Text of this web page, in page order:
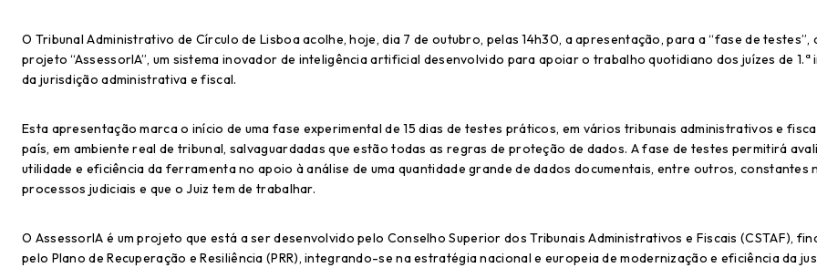
O Tribunal Administrativo de Círculo de Lisboa acolhe, hoje, dia 7 de outubro, pelas 14h30, a apresentação, para a “fase de testes”,
projeto “AssessorIA”, um sistema inovador de inteligência artificial desenvolvido para apoiar o trabalho quotidiano dos juízes de 1.ª
da jurisdição administrativa e fiscal.
Esta apresentação marca o início de uma fase experimental de 15 dias de testes práticos, em vários tribunais administrativos e
país, em ambiente real de tribunal, salvaguardadas que estão todas as regras de proteção de dados. A fase de testes permitirá
utilidade e eficiência da ferramenta no apoio à análise de uma quantidade grande de dados documentais, entre outros, constantes
processos judiciais e que o Juiz tem de trabalhar.
O AssessorIA é um projeto que está a ser desenvolvido pelo Conselho Superior dos Tribunais Administrativos e Fiscais (CSTAF),
pelo Plano de Recuperação e Resiliência (PRR), integrando-se na estratégia nacional e europeia de modernização e eficiência da